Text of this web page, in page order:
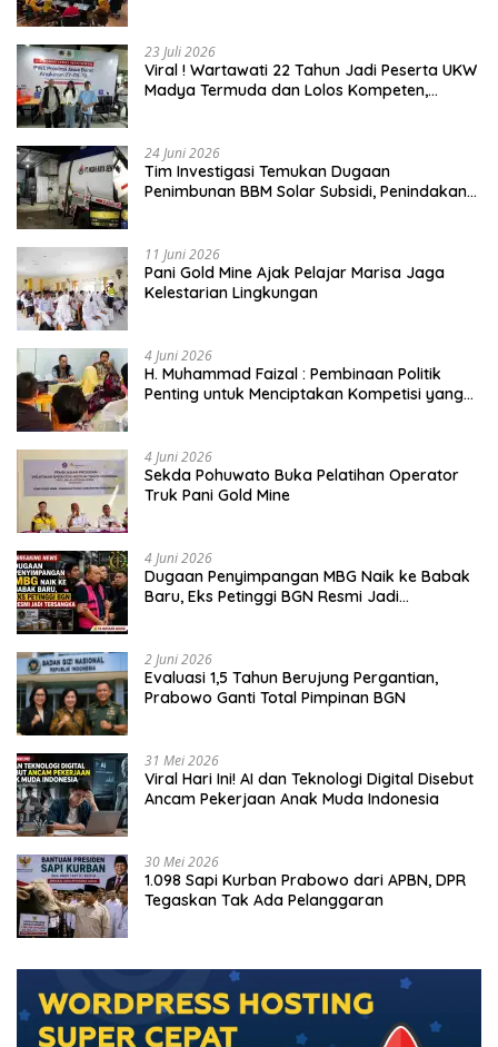
23 Juli 2026
Viral ! Wartawati 22 Tahun Jadi Peserta UKW
Madya Termuda dan Lolos Kompeten,
24 Juni 2026
Tim Investigasi Temukan Dugaan
Penimbunan BBM Solar Subsidi, Penindakan
11 Juni 2026
Pani Gold Mine Ajak Pelajar Marisa Jaga
Kelestarian Lingkungan
4 Juni 2026
H. Muhammad Faizal : Pembinaan Politik
Penting untuk Menciptakan Kompetisi yang
4 Juni 2026
Sekda Pohuwato Buka Pelatihan Operator
Truk Pani Gold Mine
4 Juni 2026
Dugaan Penyimpangan MBG Naik ke Babak
Baru, Eks Petinggi BGN Resmi Jadi
2 Juni 2026
Evaluasi 1,5 Tahun Berujung Pergantian,
Prabowo Ganti Total Pimpinan BGN
31 Mei 2026
Viral Hari Ini! AI dan Teknologi Digital Disebut
Ancam Pekerjaan Anak Muda Indonesia
30 Mei 2026
1.098 Sapi Kurban Prabowo dari APBN, DPR
Tegaskan Tak Ada Pelanggaran